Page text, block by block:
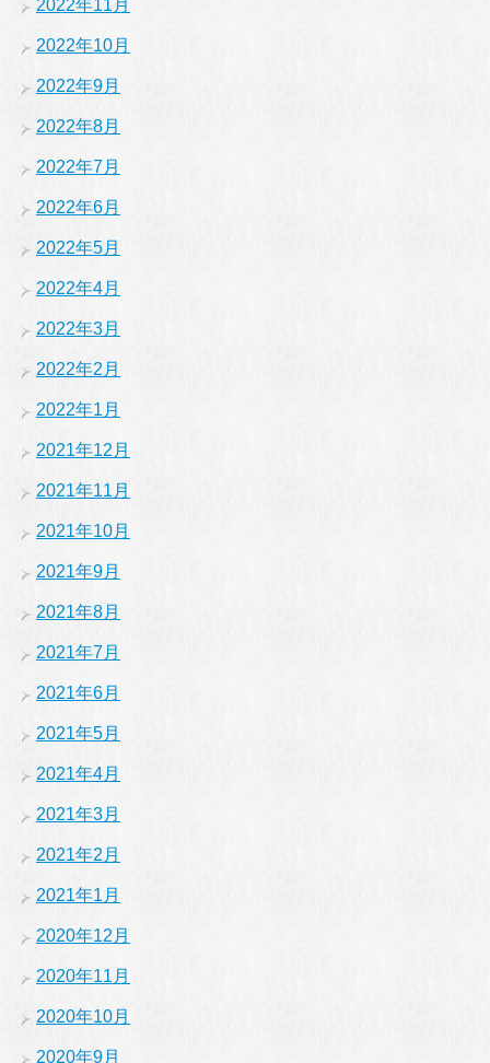
2022年11月
2022年10月
2022年9月
2022年8月
2022年7月
2022年6月
2022年5月
2022年4月
2022年3月
2022年2月
2022年1月
2021年12月
2021年11月
2021年10月
2021年9月
2021年8月
2021年7月
2021年6月
2021年5月
2021年4月
2021年3月
2021年2月
2021年1月
2020年12月
2020年11月
2020年10月
2020年9月